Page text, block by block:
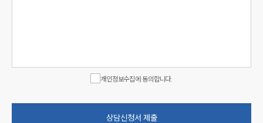
개인정보수집에 동의합니다.
상담신청서 제출